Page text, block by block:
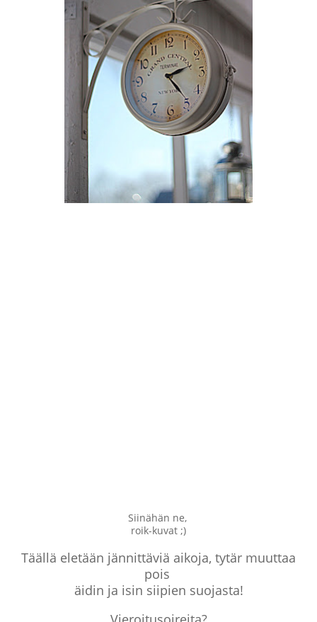
Siinähän ne,
roik-kuvat ;)
Täällä eletään jännittäviä aikoja, tytär muuttaa
pois
äidin ja isin siipien suojasta!